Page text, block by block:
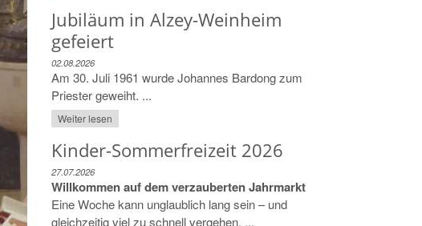
Jubiläum in Alzey-Weinheim
gefeiert
02.08.2026
Am 30. Juli 1961 wurde Johannes Bardong zum
Priester geweiht. ...
Weiter lesen
Kinder-Sommerfreizeit 2026
27.07.2026
Willkommen auf dem verzauberten Jahrmarkt
Eine Woche kann unglaublich lang sein – und
gleichzeitig viel zu schnell vergehen. ...